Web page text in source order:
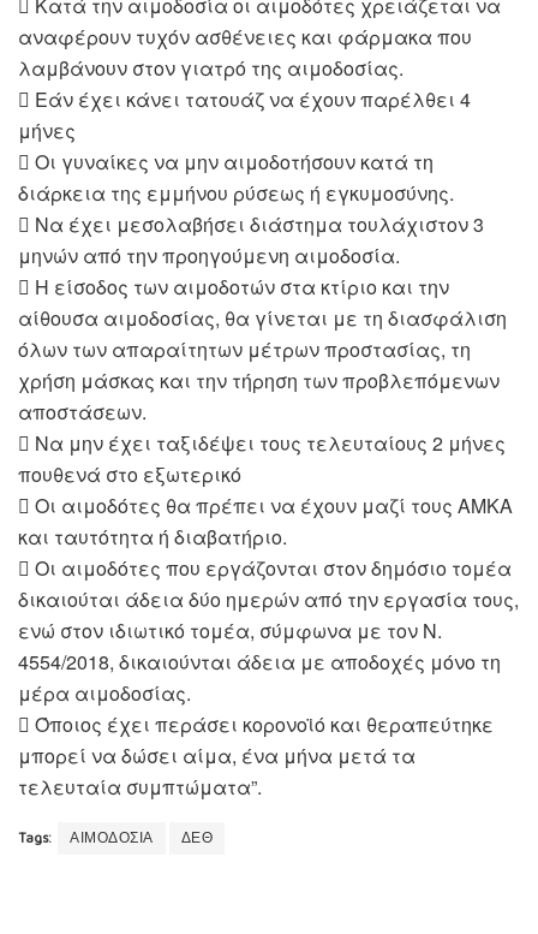
αναφέρουν τυχόν ασθένειες και φάρμακα που
λαμβάνουν στον γιατρό της αιμοδοσίας.
 Εάν έχει κάνει τατουάζ να έχουν παρέλθει 4
μήνες
 Οι γυναίκες να μην αιμοδοτήσουν κατά τη
διάρκεια της εμμήνου ρύσεως ή εγκυμοσύνης.
 Να έχει μεσολαβήσει διάστημα τουλάχιστον 3
μηνών από την προηγούμενη αιμοδοσία.
 Η είσοδος των αιμοδοτών στα κτίριο και την
αίθουσα αιμοδοσίας, θα γίνεται με τη διασφάλιση
όλων των απαραίτητων μέτρων προστασίας, τη
χρήση μάσκας και την τήρηση των προβλεπόμενων
αποστάσεων.
 Να μην έχει ταξιδέψει τους τελευταίους 2 μήνες
πουθενά στο εξωτερικό
 Οι αιμοδότες θα πρέπει να έχουν μαζί τους ΑΜΚΑ
και ταυτότητα ή διαβατήριο.
 Οι αιμοδότες που εργάζονται στον δημόσιο τομέα
δικαιούται άδεια δύο ημερών από την εργασία τους,
ενώ στον ιδιωτικό τομέα, σύμφωνα με τον Ν.
4554/2018, δικαιούνται άδεια με αποδοχές μόνο τη
μέρα αιμοδοσίας.
 Όποιος έχει περάσει κορονοϊό και θεραπεύτηκε
μπορεί να δώσει αίμα, ένα μήνα μετά τα
τελευταία συμπτώματα”.
Tags: ΑΙΜΟΔΟΣΙΑ ΔΕΘ